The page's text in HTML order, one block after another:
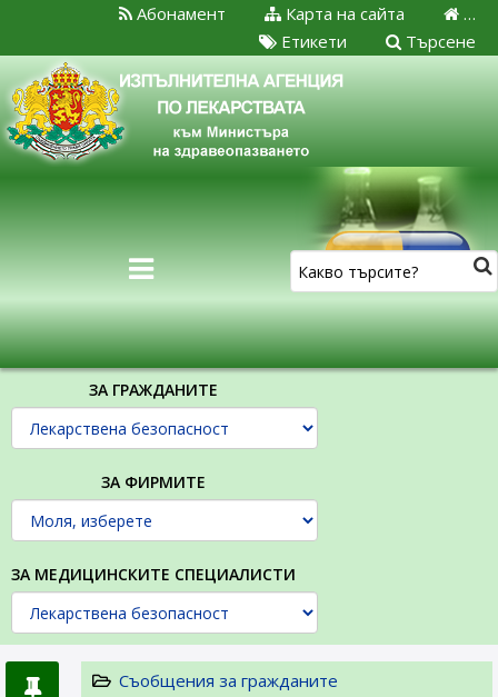
…
Карта на сайта
Абонамент
Търсене
Етикети
ЗА ГРАЖДАНИТЕ
ЗА ФИРМИТЕ
ЗА МЕДИЦИНСКИТЕ СПЕЦИАЛИСТИ
Съобщения за гражданите